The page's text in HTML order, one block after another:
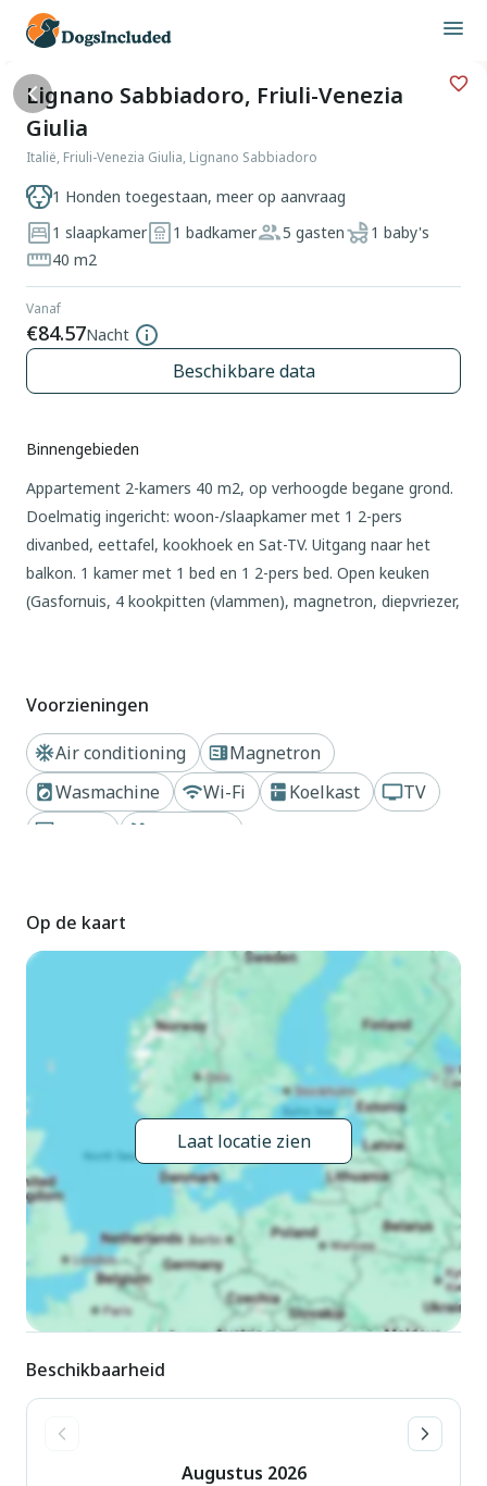
Lignano Sabbiadoro, Friuli-Venezia
Giulia
Italië, Friuli-Venezia Giulia, Lignano Sabbiadoro
1 Honden toegestaan, meer op aanvraag
1 slaapkamer
1 badkamer 5 gasten
1 baby's
40 m2
Vanaf
€84.57Nacht
Beschikbare data
Binnengebieden
Appartement 2-kamers 40 m2, op verhoogde begane grond.
Doelmatig ingericht: woon-/slaapkamer met 1 2-pers
divanbed, eettafel, kookhoek en Sat-TV. Uitgang naar het
balkon. 1 kamer met 1 bed en 1 2-pers bed. Open keuken
(Gasfornuis, 4 kookpitten (vlammen), magnetron, diepvriezer,
Parkeerplaats (1 Auto) bij het huis. Maximaal 1 klein
huisdier/hond toegestaan. IT030049B4VNKEXJA4
Buiten
Vakantiecomplex "Parco Hemingway", van 3 verdiepingen. In
verzorgde tuin met gazon en bomen, openluchtzwembad (20
x 10 m, seizoensgebonden beschikbaarheid: 15.Mei. -
15.Sep.). Kinderzwembad. In het complex: wasmachine (voor
medegebruik, extra). Levensmiddelenwinkel, restaurant 500
m, bushalte 400 m, treinstation "Latisana (Milano-Venezia-
Triest)" 20 km, zandstrand 900 m, thermaalbad "Bibione
Thermae" 15 km. Golfterrein (18 holes) 5 km,
kinderspeelplaats 100 m.
Voorzieningen
Air conditioning
Magnetron
Wasmachine
Wi-Fi Koelkast
TV
Op de kaart
Laat locatie zien
Beschikbaarheid
Augustus 2026